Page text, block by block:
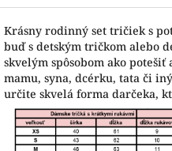
Krásny rodinný set tričiek s
buď s detským tričkom alebo
skvelým spôsobom ako
mamu, syna, dcérku, tata či
určite skvelá forma darčeka,